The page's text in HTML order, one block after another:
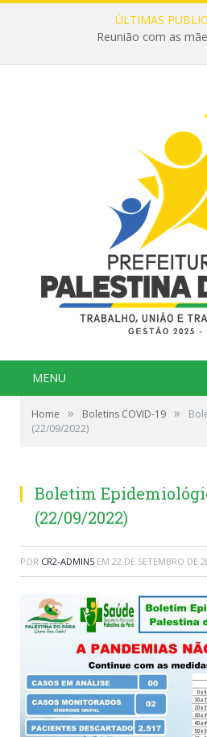
ÚLTIMAS
Reunião com as
MENU
Home » Boletins COVID-19 »
(22/09/2022)
Boletim
(22/09/2022)
POR CR2-ADMIN5 EM 22 DE SETEMBRO DE